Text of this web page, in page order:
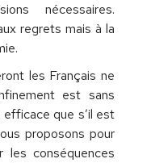
nécessaires.
regrets mais à la
les Français ne
est sans
que s’il est
proposons pour
conséquences